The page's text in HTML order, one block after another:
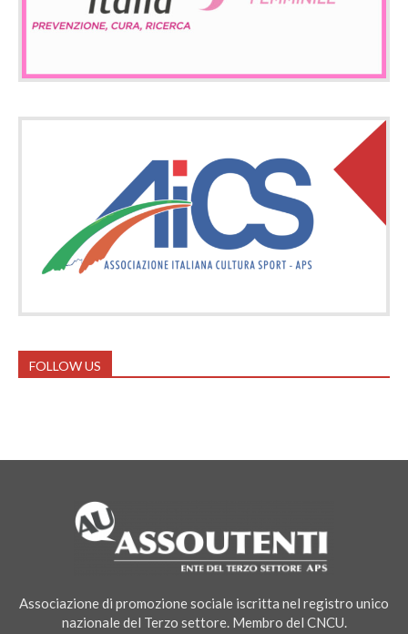
FOLLOW US
Associazione di promozione sociale iscritta nel registro unico
nazionale del Terzo settore. Membro del CNCU.